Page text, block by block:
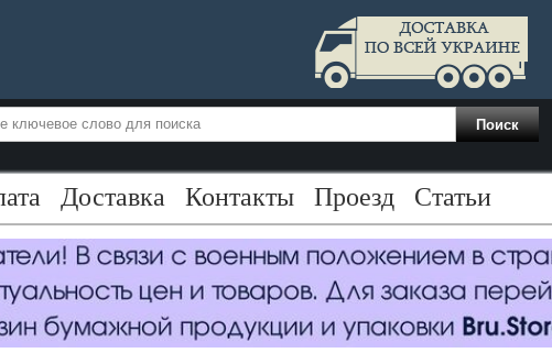
Доставка Контакты Проезд Статьи